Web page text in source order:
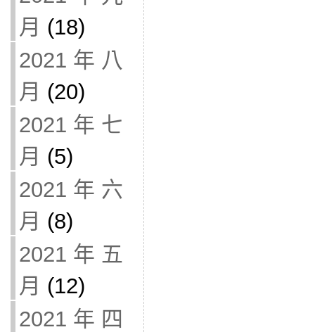
月 (18)
2021 年 八
月 (20)
2021 年 七
月 (5)
2021 年 六
月 (8)
2021 年 五
月 (12)
2021 年 四